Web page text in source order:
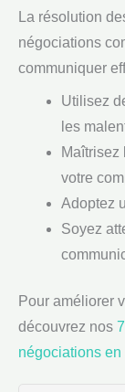
La résolution
négociations
communiquer
Utilisez
les
Maîtrisez
votre
Adoptez
Soyez
Pour améliorer
découvrez nos
négociations